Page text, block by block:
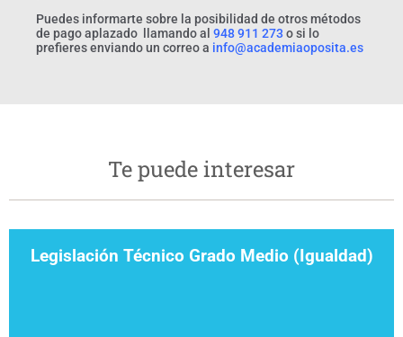
Puedes informarte sobre la posibilidad de otros métodos
de pago aplazado llamando al 948 911 273o si lo
prefieres enviando un correo a info@academiaoposita.es
Te puede interesar
Legislación Técnico Grado Medio (Igualdad)